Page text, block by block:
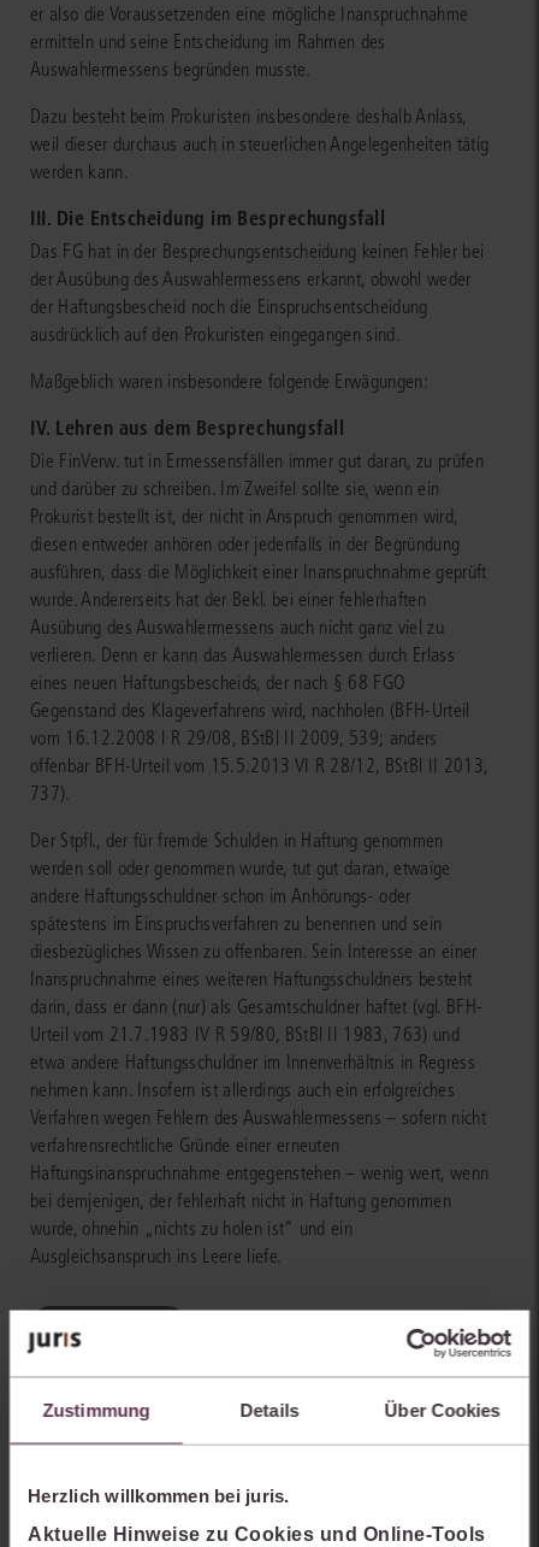
Zustimmung Details Über Cookies
Herzlich willkommen bei juris.
Aktuelle Hinweise zu Cookies und Online-Tools
er also die Voraussetzenden eine mögliche Inanspruchnahme
ermitteln und seine Entscheidung im Rahmen des
Auswahlermessens begründen musste.
Dazu besteht beim Prokuristen insbesondere deshalb Anlass,
weil dieser durchaus auch in steuerlichen Angelegenheiten tätig
werden kann.
III. Die Entscheidung im Besprechungsfall
Das FG hat in der Besprechungsentscheidung keinen Fehler bei
der Ausübung des Auswahlermessens erkannt, obwohl weder
der Haftungsbescheid noch die Einspruchsentscheidung
ausdrücklich auf den Prokuristen eingegangen sind.
Maßgeblich waren insbesondere folgende Erwägungen:
IV. Lehren aus dem Besprechungsfall
Die FinVerw. tut in Ermessensfällen immer gut daran, zu prüfen
und darüber zu schreiben. Im Zweifel sollte sie, wenn ein
Prokurist bestellt ist, der nicht in Anspruch genommen wird,
diesen entweder anhören oder jedenfalls in der Begründung
ausführen, dass die Möglichkeit einer Inanspruchnahme geprüft
wurde. Andererseits hat der Bekl. bei einer fehlerhaften
Ausübung des Auswahlermessens auch nicht ganz viel zu
verlieren. Denn er kann das Auswahlermessen durch Erlass
eines neuen Haftungsbescheids, der nach § 68 FGO
Gegenstand des Klageverfahrens wird, nachholen (BFH-Urteil
vom 16.12.2008 I R 29/08, BStBl II 2009, 539; anders
offenbar BFH-Urteil vom 15.5.2013 VI R 28/12, BStBl II 2013,
737).
Der Stpfl., der für fremde Schulden in Haftung genommen
werden soll oder genommen wurde, tut gut daran, etwaige
andere Haftungsschuldner schon im Anhörungs- oder
spätestens im Einspruchsverfahren zu benennen und sein
diesbezügliches Wissen zu offenbaren. Sein Interesse an einer
Inanspruchnahme eines weiteren Haftungsschuldners besteht
darin, dass er dann (nur) als Gesamtschuldner haftet (vgl. BFH-
Urteil vom 21.7.1983 IV R 59/80, BStBl II 1983, 763) und
etwa andere Haftungsschuldner im Innenverhältnis in Regress
nehmen kann. Insofern ist allerdings auch ein erfolgreiches
Verfahren wegen Fehlern des Auswahlermessens – sofern nicht
verfahrensrechtliche Gründe einer erneuten
Haftungsinanspruchnahme entgegenstehen – wenig wert, wenn
bei demjenigen, der fehlerhaft nicht in Haftung genommen
wurde, ohnehin „nichts zu holen ist“ und ein
Ausgleichsanspruch ins Leere liefe.
Weiterlesen